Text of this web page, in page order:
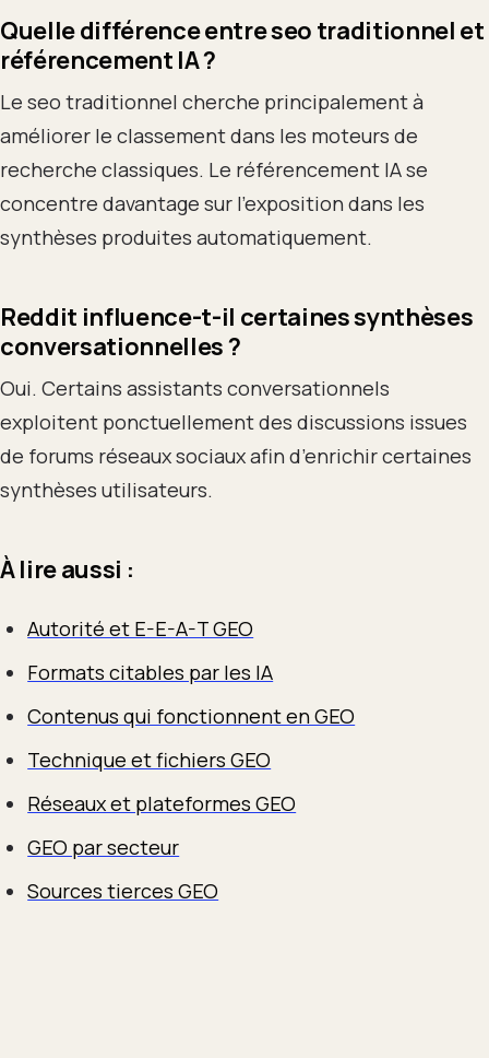
Quelle différence entre seo traditionnel et
référencement IA ?
Le seo traditionnel cherche principalement à
améliorer le classement dans les moteurs de
recherche classiques. Le référencement IA se
concentre davantage sur l’exposition dans les
synthèses produites automatiquement.
Reddit influence-t-il certaines synthèses
conversationnelles ?
Oui. Certains assistants conversationnels
exploitent ponctuellement des discussions issues
de forums réseaux sociaux afin d’enrichir certaines
synthèses utilisateurs.
À lire aussi :
Autorité et E-E-A-T GEO
Formats citables par les IA
Contenus qui fonctionnent en GEO
Technique et fichiers GEO
Réseaux et plateformes GEO
GEO par secteur
Sources tierces GEO